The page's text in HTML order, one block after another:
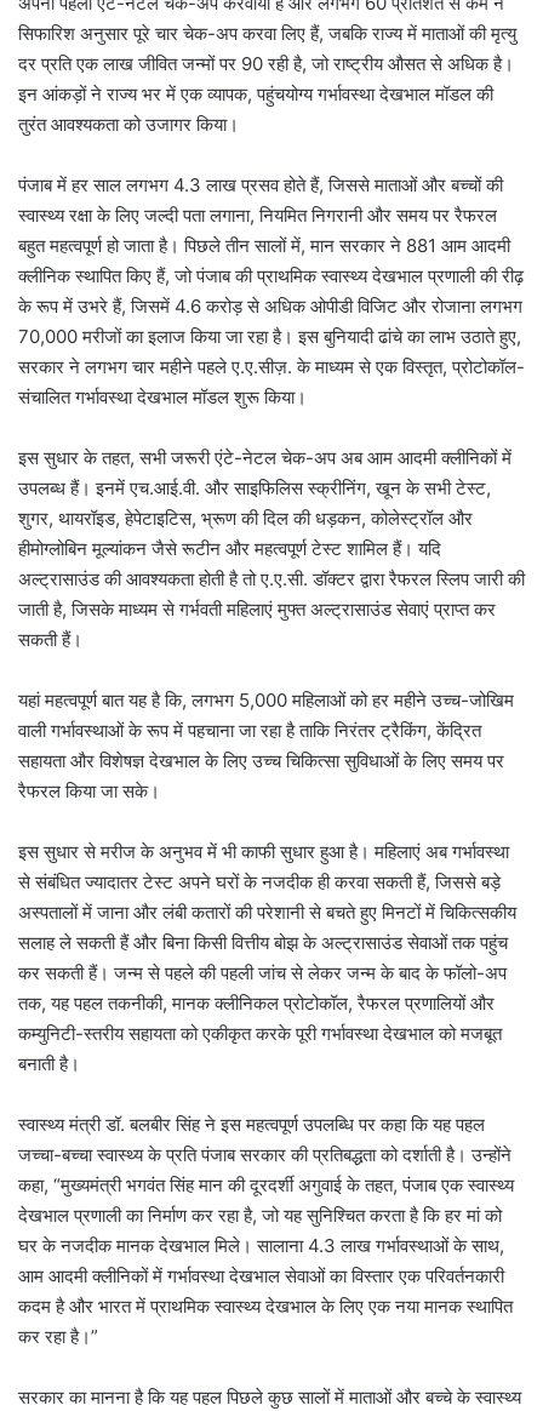
सिफारिश अनुसार पूरे चार चेक-अप करवा लिए हैं, जबकि राज्य में माताओं की मृत्यु
दर प्रति एक लाख जीवित जन्मों पर 90 रही है, जो राष्ट्रीय औसत से अधिक है।
इन आंकड़ों ने राज्य भर में एक व्यापक, पहुंचयोग्य गर्भावस्था देखभाल मॉडल की
तुरंत आवश्यकता को उजागर किया।
पंजाब में हर साल लगभग 4.3 लाख प्रसव होते हैं, जिससे माताओं और बच्चों की
स्वास्थ्य रक्षा के लिए जल्दी पता लगाना, नियमित निगरानी और समय पर रैफरल
बहुत महत्वपूर्ण हो जाता है। पिछले तीन सालों में, मान सरकार ने 881 आम आदमी
क्लीनिक स्थापित किए हैं, जो पंजाब की प्राथमिक स्वास्थ्य देखभाल प्रणाली की रीढ़
के रूप में उभरे हैं, जिसमें 4.6 करोड़ से अधिक ओपीडी विजिट और रोजाना लगभग
70,000 मरीजों का इलाज किया जा रहा है। इस बुनियादी ढांचे का लाभ उठाते हुए,
सरकार ने लगभग चार महीने पहले ए.ए.सीज़. के माध्यम से एक विस्तृत, प्रोटोकॉल-
संचालित गर्भावस्था देखभाल मॉडल शुरू किया।
इस सुधार के तहत, सभी जरूरी एंटे-नेटल चेक-अप अब आम आदमी क्लीनिकों में
उपलब्ध हैं। इनमें एच.आई.वी. और साइफिलिस स्क्रीनिंग, खून के सभी टेस्ट,
शुगर, थायरॉइड, हेपेटाइटिस, भ्रूण की दिल की धड़कन, कोलेस्ट्रॉल और
हीमोग्लोबिन मूल्यांकन जैसे रूटीन और महत्वपूर्ण टेस्ट शामिल हैं। यदि
अल्ट्रासाउंड की आवश्यकता होती है तो ए.ए.सी. डॉक्टर द्वारा रैफरल स्लिप जारी की
जाती है, जिसके माध्यम से गर्भवती महिलाएं मुफ्त अल्ट्रासाउंड सेवाएं प्राप्त कर
सकती हैं।
यहां महत्वपूर्ण बात यह है कि, लगभग 5,000 महिलाओं को हर महीने उच्च-जोखिम
वाली गर्भावस्थाओं के रूप में पहचाना जा रहा है ताकि निरंतर ट्रैकिंग, केंद्रित
सहायता और विशेषज्ञ देखभाल के लिए उच्च चिकित्सा सुविधाओं के लिए समय पर
रैफरल किया जा सके।
इस सुधार से मरीज के अनुभव में भी काफी सुधार हुआ है। महिलाएं अब गर्भावस्था
से संबंधित ज्यादातर टेस्ट अपने घरों के नजदीक ही करवा सकती हैं, जिससे बड़े
अस्पतालों में जाना और लंबी कतारों की परेशानी से बचते हुए मिनटों में चिकित्सकीय
सलाह ले सकती हैं और बिना किसी वित्तीय बोझ के अल्ट्रासाउंड सेवाओं तक पहुंच
कर सकती हैं। जन्म से पहले की पहली जांच से लेकर जन्म के बाद के फॉलो-अप
तक, यह पहल तकनीकी, मानक क्लीनिकल प्रोटोकॉल, रैफरल प्रणालियों और
कम्युनिटी-स्तरीय सहायता को एकीकृत करके पूरी गर्भावस्था देखभाल को मजबूत
बनाती है।
स्वास्थ्य मंत्री डॉ. बलबीर सिंह ने इस महत्वपूर्ण उपलब्धि पर कहा कि यह पहल
जच्चा-बच्चा स्वास्थ्य के प्रति पंजाब सरकार की प्रतिबद्धता को दर्शाती है। उन्होंने
कहा, “मुख्यमंत्री भगवंत सिंह मान की दूरदर्शी अगुवाई के तहत, पंजाब एक स्वास्थ्य
देखभाल प्रणाली का निर्माण कर रहा है, जो यह सुनिश्चित करता है कि हर मां को
घर के नजदीक मानक देखभाल मिले। सालाना 4.3 लाख गर्भावस्थाओं के साथ,
आम आदमी क्लीनिकों में गर्भावस्था देखभाल सेवाओं का विस्तार एक परिवर्तनकारी
कदम है और भारत में प्राथमिक स्वास्थ्य देखभाल के लिए एक नया मानक स्थापित
कर रहा है।”
सरकार का मानना है कि यह पहल पिछले कुछ सालों में माताओं और बच्चे के स्वास्थ्य